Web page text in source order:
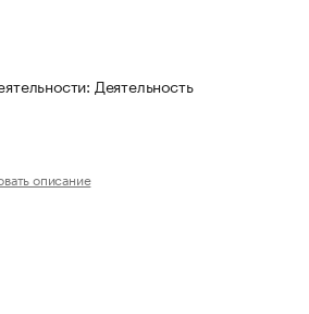
Деятельность
описание